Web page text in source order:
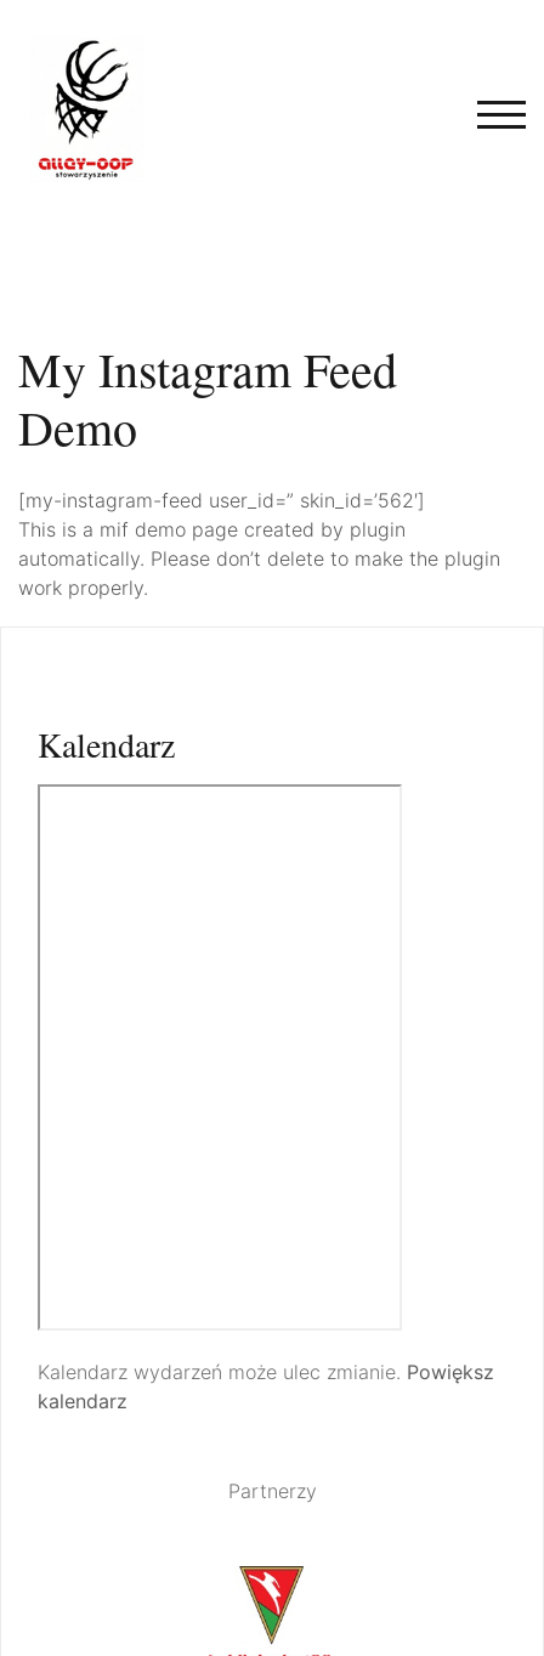
content
My Instagram Feed
Demo
[my-instagram-feed user_id=” skin_id=’562′]
This is a mif demo page created by plugin
automatically. Please don’t delete to make the plugin
work properly.
Kalendarz
Kalendarz wydarzeń może ulec zmianie. Powiększ
kalendarz
Partnerzy